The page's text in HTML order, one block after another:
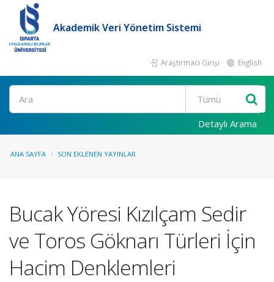
Akademik Veri Yönetim Sistemi
Araştırmacı Girişi English
Ara
Detaylı Arama
ANA SAYFA SON EKLENEN YAYINLAR
Bucak Yöresi Kızılçam Sedir
ve Toros Göknarı Türleri İçin
Hacim Denklemleri